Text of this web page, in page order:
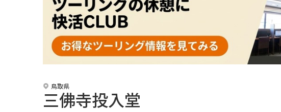
鳥取県
三佛寺投入堂